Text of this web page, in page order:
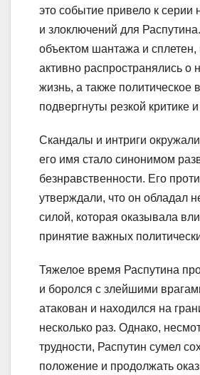
это событие привело к серии
и злоключений для
объектом шантажа и сплетен,
активно распространялись о
жизнь, а также политическое
подвергнуты резкой критике
Скандалы и интриги
его имя стало синонимом
безнравственности. Его
утверждали, что он обладал
силой, которая оказывала
принятие важных
Тяжелое время Распутина
и боролся с злейшими
атакован и находился на
несколько раз. Однако,
трудности, Распутин сумел
положение и продолжать